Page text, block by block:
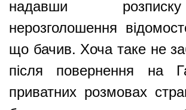
надавши
нерозголошення
що бачив. Хоча таке не
після повернення на
приватних розмовах